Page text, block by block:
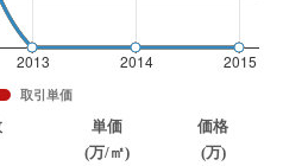
取引単価
単価
(万/㎡)
価格
(万)